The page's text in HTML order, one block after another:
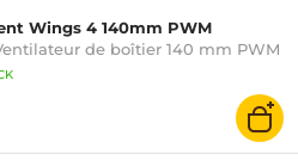
Wings 4 140mm PWM
de boîtier 140 mm PWM